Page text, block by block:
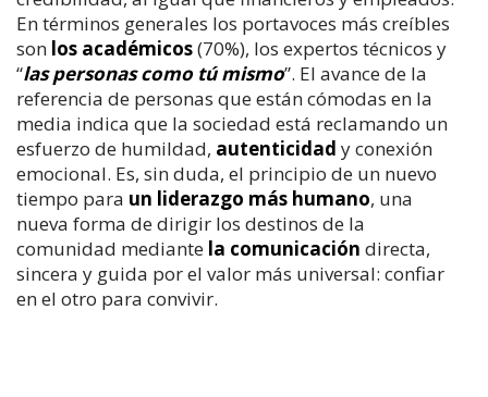
En términos generales los portavoces más creíbles
son los académicos(70%), los expertos técnicos y
“las personas como tú mismo”. El avance de la
referencia de personas que están cómodas en la
media indica que la sociedad está reclamando un
esfuerzo de humildad, autenticidad y conexión
emocional. Es, sin duda, el principio de un nuevo
tiempo para un liderazgo más humano, una
nueva forma de dirigir los destinos de la
comunidad mediante la comunicación directa,
sincera y guida por el valor más universal: confiar
en el otro para convivir.